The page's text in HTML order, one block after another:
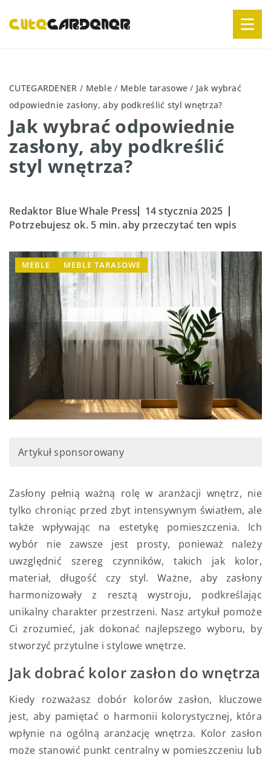
CUTEGARDENER / Meble / Meble tarasowe / Jak wybrać
odpowiednie zasłony, aby podkreślić styl wnętrza?
Jak wybrać odpowiednie
zasłony, aby podkreślić
styl wnętrza?
Redaktor Blue Whale Press
14 stycznia 2025
Potrzebujesz ok. 5 min. aby przeczytać ten wpis
MEBLE MEBLE TARASOWE
Artykuł sponsorowany
Zasłony pełnią ważną rolę w aranżacji wnętrz, nie
tylko chroniąc przed zbyt intensywnym światłem, ale
także wpływając na estetykę pomieszczenia. Ich
wybór nie zawsze jest prosty, ponieważ należy
uwzględnić szereg czynników, takich jak kolor,
materiał, długość czy styl. Ważne, aby zasłony
harmonizowały z resztą wystroju, podkreślając
unikalny charakter przestrzeni. Nasz artykuł pomoże
Ci zrozumieć, jak dokonać najlepszego wyboru, by
stworzyć przytulne i stylowe wnętrze.
Jak dobrać kolor zasłon do wnętrza
Kiedy rozważasz dobór kolorów zasłon, kluczowe
jest, aby pamiętać o harmonii kolorystycznej, która
wpłynie na ogólną aranżację wnętrza. Kolor zasłon
może stanowić punkt centralny w pomieszczeniu lub